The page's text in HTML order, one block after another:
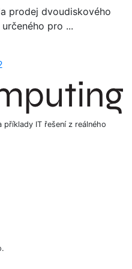
prodej dvoudiskového
pro ...
IT řešení z reálného